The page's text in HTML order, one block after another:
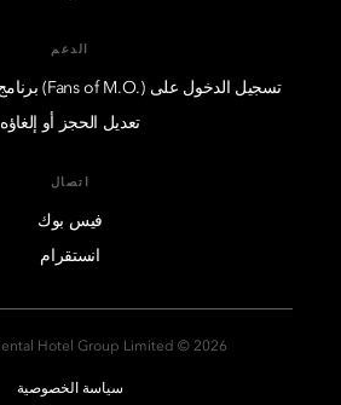
الدعم
تسجيل الدخول على (.Fans of M.O) برنامج ضيوف درجة الإمتياز
تعديل الحجز أو إلغاؤه
اتصال
فيس بوك
انستقرام
2026 © Mandarin Oriental Hotel Group Limited
سياسة الخصوصية